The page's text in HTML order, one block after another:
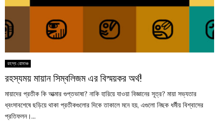
রহস্য রোমাঞ্চ
রহস্যময় মায়ান সিম্বলিজম এর বিস্ময়কর অর্থ!
মায়াদের প্রতীক কি আত্মার গুপ্তভাষা? নাকি হারিয়ে যাওয়া বিজ্ঞানের সূত্র? মায়া সভ্যতার
ধ্বংসাবশেষে ছড়িয়ে থাকা প্রতীকগুলোর দিকে তাকালে মনে হয়, এগুলো নিছক ধর্মীয় বিশ্বাসের
প্রতিফলন।...